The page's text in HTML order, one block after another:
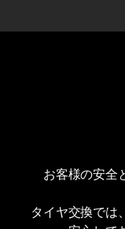
お客様の安全
タイヤ交換では